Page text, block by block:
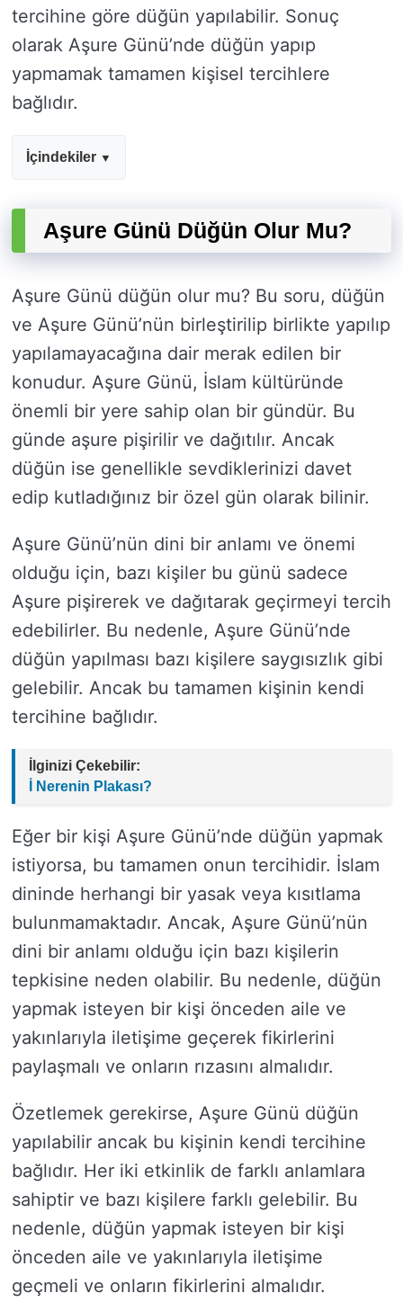
tercihine göre düğün yapılabilir. Sonuç
olarak Aşure Günü’nde düğün yapıp
yapmamak tamamen kişisel tercihlere
bağlıdır.
İçindekiler
Aşure Günü Düğün Olur Mu?
Aşure Günü düğün olur mu? Bu soru, düğün
ve Aşure Günü’nün birleştirilip birlikte yapılıp
yapılamayacağına dair merak edilen bir
konudur. Aşure Günü, İslam kültüründe
önemli bir yere sahip olan bir gündür. Bu
günde aşure pişirilir ve dağıtılır. Ancak
düğün ise genellikle sevdiklerinizi davet
edip kutladığınız bir özel gün olarak bilinir.
Aşure Günü’nün dini bir anlamı ve önemi
olduğu için, bazı kişiler bu günü sadece
Aşure pişirerek ve dağıtarak geçirmeyi tercih
edebilirler. Bu nedenle, Aşure Günü’nde
düğün yapılması bazı kişilere saygısızlık gibi
gelebilir. Ancak bu tamamen kişinin kendi
tercihine bağlıdır.
İlginizi Çekebilir:
İ Nerenin Plakası?
Eğer bir kişi Aşure Günü’nde düğün yapmak
istiyorsa, bu tamamen onun tercihidir. İslam
dininde herhangi bir yasak veya kısıtlama
bulunmamaktadır. Ancak, Aşure Günü’nün
dini bir anlamı olduğu için bazı kişilerin
tepkisine neden olabilir. Bu nedenle, düğün
yapmak isteyen bir kişi önceden aile ve
yakınlarıyla iletişime geçerek fikirlerini
paylaşmalı ve onların rızasını almalıdır.
Özetlemek gerekirse, Aşure Günü düğün
yapılabilir ancak bu kişinin kendi tercihine
bağlıdır. Her iki etkinlik de farklı anlamlara
sahiptir ve bazı kişilere farklı gelebilir. Bu
nedenle, düğün yapmak isteyen bir kişi
önceden aile ve yakınlarıyla iletişime
geçmeli ve onların fikirlerini almalıdır.